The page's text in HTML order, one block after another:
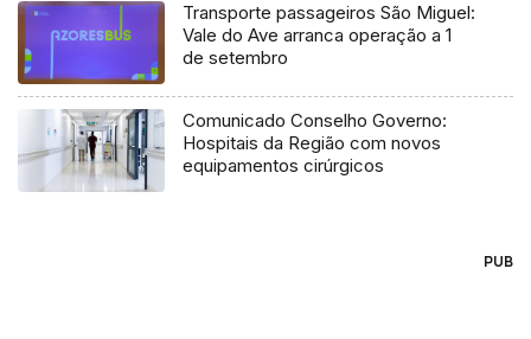
Transporte passageiros São Miguel:
Vale do Ave arranca operação a 1
de setembro
Comunicado Conselho Governo:
Hospitais da Região com novos
equipamentos cirúrgicos
PUB